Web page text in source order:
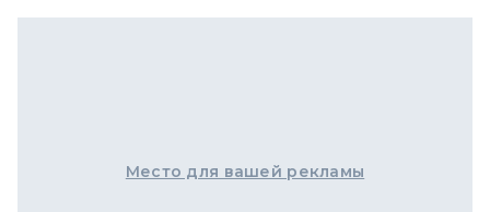
Место для вашей рекламы